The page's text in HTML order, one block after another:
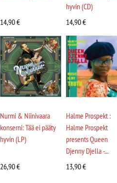
14,90€
hyvin (CD)
14,90€
Nurmi & Niinivaara
konserni: Tää ei pääty
hyvin (LP)
26,90€
Halme Prospekt :
Halme Prospekt
presents Queen
Djenny Djella -...
13,90€